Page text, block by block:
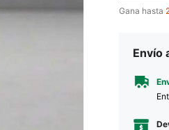
Gana hasta
Envío